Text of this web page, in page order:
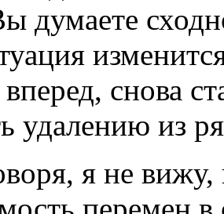
думаете
снова
удалению из
я не